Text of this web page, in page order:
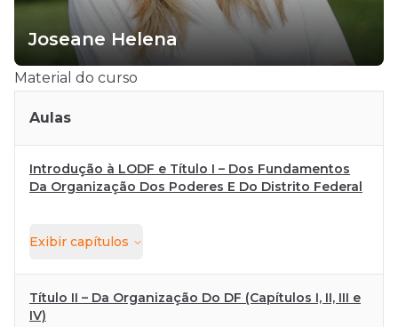
Joseane Helena
Material do curso
Aulas
Introdução à LODF e Título I – Dos Fundamentos
Da Organização Dos Poderes E Do Distrito Federal
Exibir capítulos
Título II – Da Organização Do DF (Capítulos I, II, III e
IV)